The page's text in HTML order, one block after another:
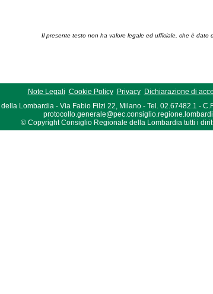
Il presente testo non ha valore legale ed ufficiale, che è dato
Note Legali Cookie Policy Privacy
Dichiarazione di
Lombardia - Via Fabio Filzi 22, Milano - Tel. 02.67482.1 -
© Copyright Consiglio Regionale della Lombardia tutti i